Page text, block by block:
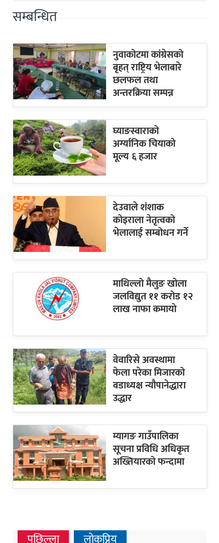
सम्बन्धित
नुवाकोटमा कांग्रेसको
बृहत् राष्ट्रिय भेलाबारे
छलफल तथा
अन्तरक्रिया सम्पन्न
घ्याङस्वाराको
अर्ग्यानिक चियाको
मूल्य ६ हजार
देउवाले शंशाक
कोइराला नेतृत्वको
भेलालाई सम्बोधन गर्ने
माथिल्लो मैलुङ खोला
जलविद्युत ११ करोड १२
लाख नाफा कमायाे
वेवारिसे अवस्थामा
फेला परेका मिजारको
वडाध्यक्ष न्यौपानेद्धारा
उद्धार
म्यागङ गाउँपालिका
सूचना प्रविधि अधिकृत
अख्तियारको फन्दामा